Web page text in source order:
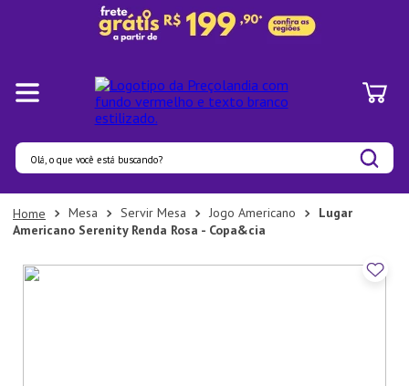
Olá, o que você está buscando?
Mesa Servir Mesa Jogo Americano
Lugar
Americano Serenity Renda Rosa - Copa&cia
Termos mais buscados
1º
Pratos
2º
Panelas